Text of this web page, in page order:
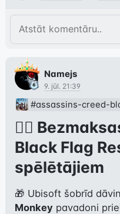
Namejs
9. jūl. 21:39
#assassins-creed-
🏴‍☠️
Black Flag
spēlētājiem
🎁 Ubisoft šobrīd
Monkey pavadoni